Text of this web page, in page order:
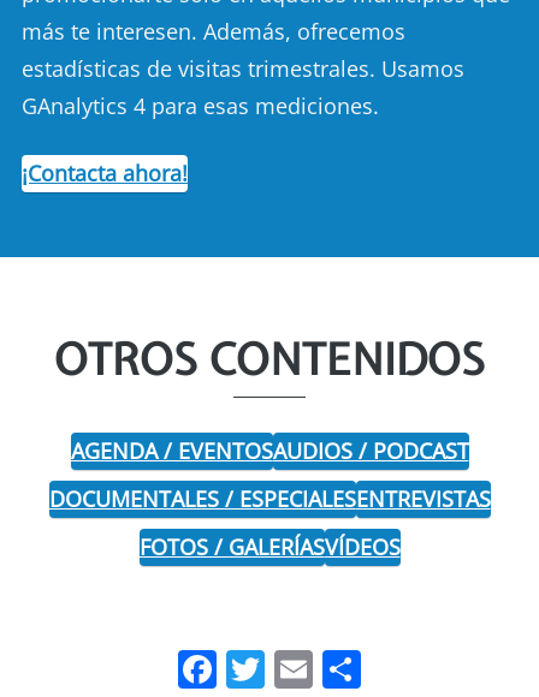
más te interesen. Además, ofrecemos
estadísticas de visitas trimestrales. Usamos
GAnalytics 4 para esas mediciones.
¡Contacta ahora!
OTROS CONTENIDOS
AGENDA / EVENTOSAUDIOS / PODCAST
DOCUMENTALES / ESPECIALESENTREVISTAS
FOTOS / GALERÍASVÍDEOS
Facebook
Twitter
Email